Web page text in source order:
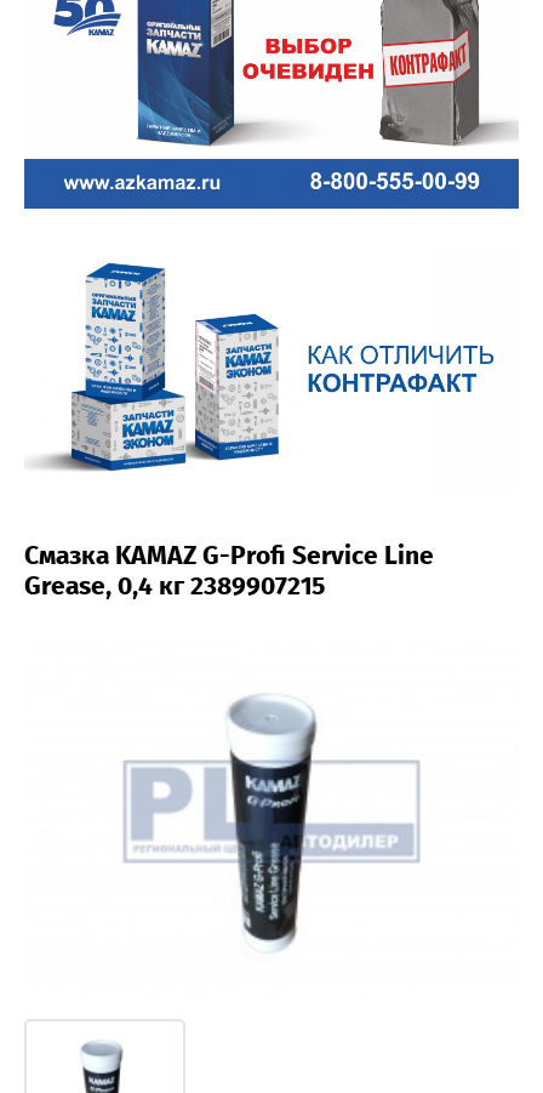
Смазка KAMAZ G-Profi Service Line
Grease, 0,4 кг 2389907215